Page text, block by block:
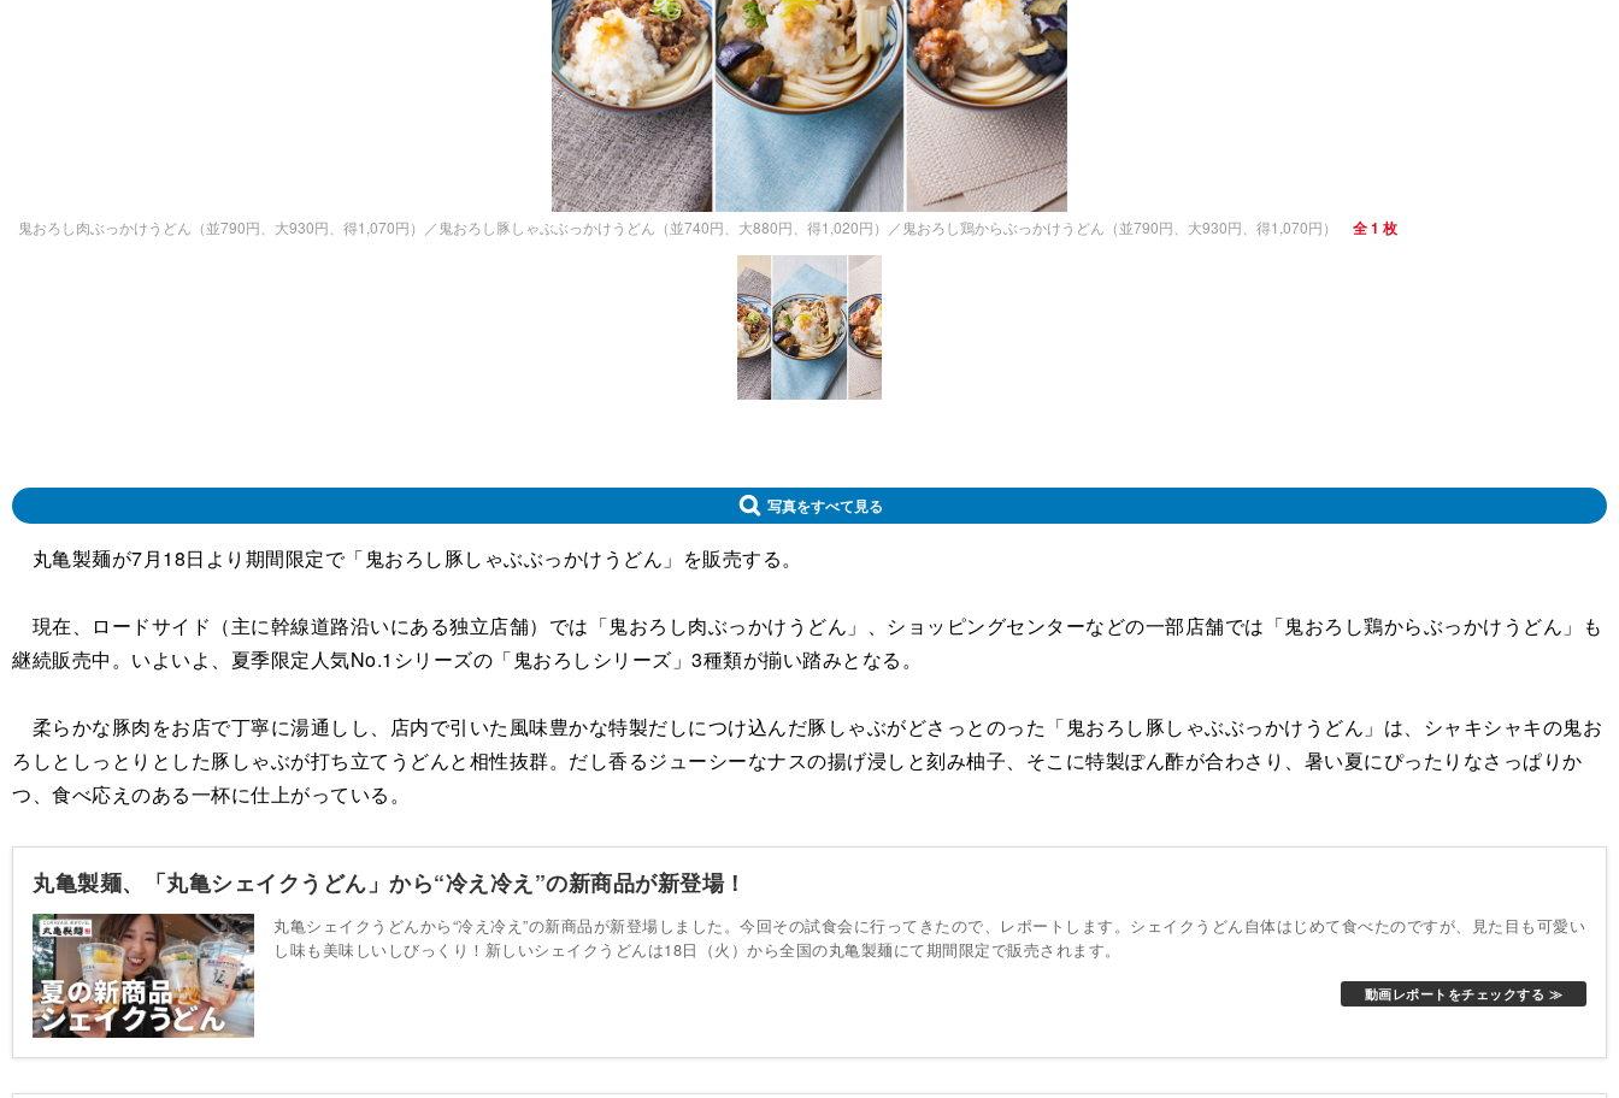
鬼おろし肉ぶっかけうどん（並790円、大930円、得1,070円）／鬼おろし豚しゃぶぶっかけうどん（並740円、大880円、得1,020円）／鬼おろし鶏からぶっかけうどん（並790円、大930円、得1,070円） 全 1 枚
写真をすべて見る
丸亀製麺が7月18日より期間限定で「鬼おろし豚しゃぶぶっかけうどん」を販売する。
現在、ロードサイド（主に幹線道路沿いにある独立店舗）では「鬼おろし肉ぶっかけうどん」、ショッピングセンターなどの一部店舗では「鬼おろし鶏からぶっかけうどん」も
継続販売中。いよいよ、夏季限定人気No.1シリーズの「鬼おろしシリーズ」3種類が揃い踏みとなる。
柔らかな豚肉をお店で丁寧に湯通しし、店内で引いた風味豊かな特製だしにつけ込んだ豚しゃぶがどさっとのった「鬼おろし豚しゃぶぶっかけうどん」は、シャキシャキの鬼お
ろしとしっとりとした豚しゃぶが打ち立てうどんと相性抜群。だし香るジューシーなナスの揚げ浸しと刻み柚子、そこに特製ぽん酢が合わさり、暑い夏にぴったりなさっぱりか
つ、食べ応えのある一杯に仕上がっている。
丸亀製麺、「丸亀シェイクうどん」から“冷え冷え”の新商品が新登場！
丸亀シェイクうどんから“冷え冷え”の新商品が新登場しました。今回その試食会に行ってきたので、レポートします。シェイクうどん自体はじめて食べたのですが、見た目も可愛い
し味も美味しいしびっくり！新しいシェイクうどんは18日（火）から全国の丸亀製麺にて期間限定で販売されます。
動画レポートをチェックする ≫